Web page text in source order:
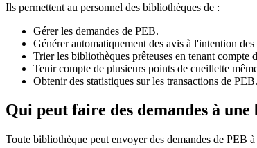
Ils permettent au personnel des bibliothèques de :
Gérer les demandes de PEB.
Générer automatiquement des avis à l'intention des
Trier les bibliothèques prêteuses en tenant compte
Tenir compte de plusieurs points de cueillette
Obtenir des statistiques sur les transactions de PEB.
Qui peut faire des demandes à
Toute bibliothèque peut envoyer des demandes de PEB